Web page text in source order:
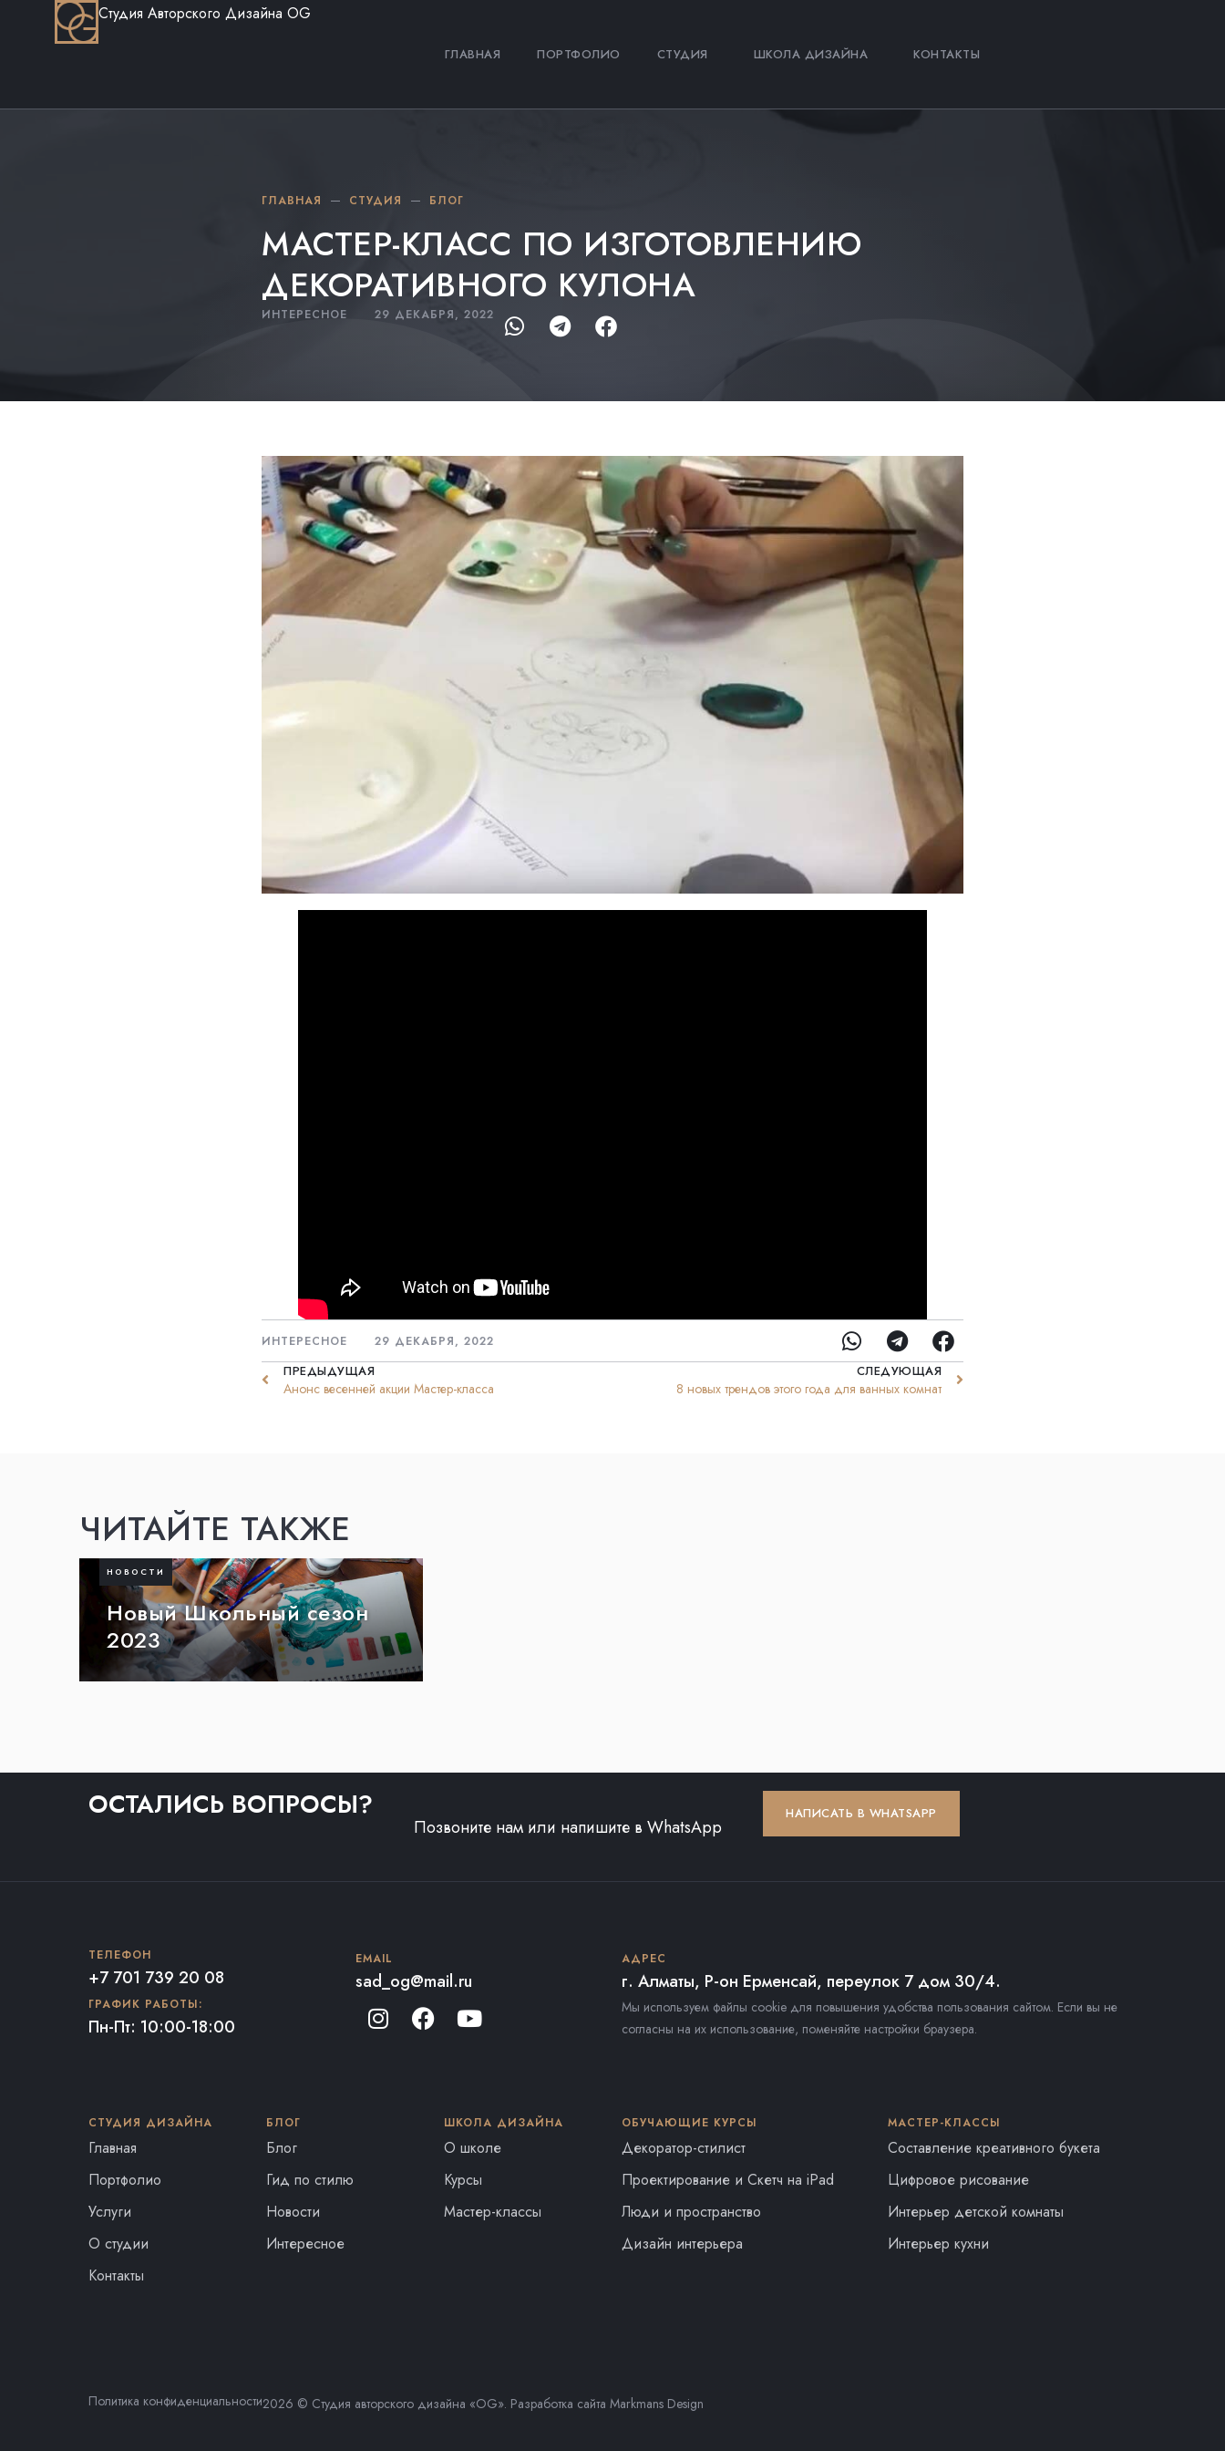
Студия Авторского Дизайна OG
ГЛАВНАЯ ПОРТФОЛИО СТУДИЯ ШКОЛА ДИЗАЙНА КОНТАКТЫ
ГЛАВНАЯ СТУДИЯ БЛОГ
МАСТЕР-КЛАСС ПО ИЗГОТОВЛЕНИЮ
ДЕКОРАТИВНОГО КУЛОНА
ИНТЕРЕСНОЕ 29 ДЕКАБРЯ, 2022
ИНТЕРЕСНОЕ 29 ДЕКАБРЯ, 2022
ПРЕДЫДУЩАЯ
Анонс весенней акции Мастер-класса
СЛЕДУЮЩАЯ
8 новых трендов этого года для ванных комнат
ЧИТАЙТЕ ТАКЖЕ
НОВОСТИ
Новый Школьный сезон
2023
ОСТАЛИСЬ ВОПРОСЫ?
Позвоните нам или напишите в WhatsApp
НАПИСАТЬ В WHATSAPP
ТЕЛЕФОН
+7 701 739 20 08
ГРАФИК РАБОТЫ:
Пн-Пт: 10:00-18:00
EMAIL
sad_og@mail.ru
АДРЕС
г. Алматы, Р-он Ерменсай, переулок 7 дом 30/4.
Мы используем файлы cookie для повышения удобства пользования сайтом. Если вы не
согласны на их использование, поменяйте настройки браузера.
СТУДИЯ ДИЗАЙНА
Главная
Портфолио
Услуги
О студии
Контакты
БЛОГ
Блог
Гид по стилю
Новости
Интересное
ШКОЛА ДИЗАЙНА
О школе
Курсы
Мастер-классы
ОБУЧАЮЩИЕ КУРСЫ
Декоратор-стилист
Проектирование и Скетч на iPad
Люди и пространство
Дизайн интерьера
МАСТЕР-КЛАССЫ
Составление креативного букета
Цифровое рисование
Интерьер детской комнаты
Интерьер кухни
Политика конфиденциальности2026 © Студия авторского дизайна «OG». Разработка сайта Markmans Design